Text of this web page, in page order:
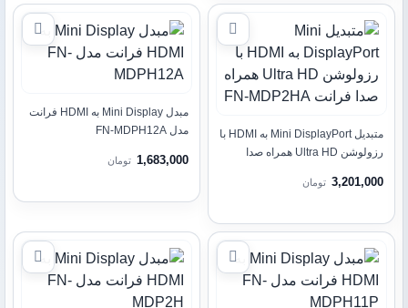
متبدیل Mini DisplayPort به HDMI با
رزولوشن Ultra HD همراه صدا
3,201,000 تومان
مبدل Mini Display به HDMI فرانت
مدل FN-MDPH12A
1,683,000 تومان